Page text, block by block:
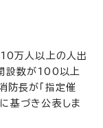
万人以上の人出
設数が100以上
防長が「指定催
基づき公表しま